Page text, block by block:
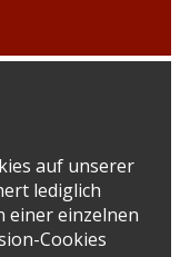
auf unserer
lediglich
einer einzelnen
Cookies